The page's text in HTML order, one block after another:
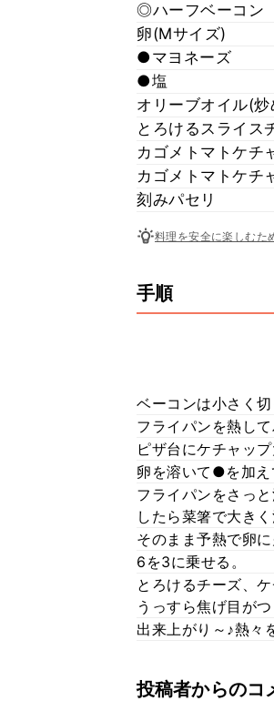
◎ハーフベーコン
卵(Mサイズ)
●マヨネーズ
●塩
オリーブオイル(炒
とろけるスライス
カゴメトマトケチ
カゴメトマトケチ
刻みパセリ
料理を安全に楽しむた
手順
ベーコンは小さく
フライパンを熱し
ピザ台にケチャッ
卵を溶いて●を加え
フライパンをさっ
したら菜箸で大き
そのまま予熱で卵
6を3に乗せる。
とろけるチーズ、
うっすら焦げ目がつ
出来上がり～♪熱
投稿者からのコ